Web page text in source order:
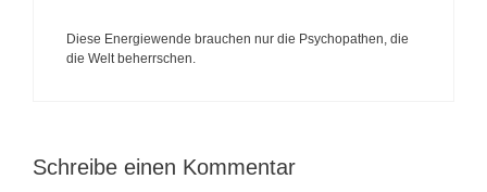
Diese Energiewende brauchen nur die Psychopathen, die
die Welt beherrschen.
Schreibe einen Kommentar